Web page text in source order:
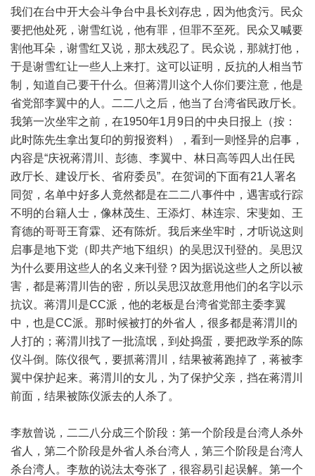
我们在台中开大会斗争台中县长刘存忠，因为他贪污。民众
要把他处死，谢雪红说，他有罪，但罪不至死。民众又喊要
割他耳朵，谢雪红又说，那太残忍了。民众说，那就打他，
于是谢雪红让一些人上来打。这可以证明，反抗的人相当节
制，知道自己要干什么。但蒋渭川这个人你们要注意，他是
省党部李翼中的人。二二八之后，他当了台湾省民政厅长。
我第一次坐牢之前，在1950年1月9日的中央日报上（按：
此时陈先生拿出复印的剪报资料），看到一则怪异的启事，
内容是“庆祝蒋渭川、彭德、李翼中、林日高等四人出任民
政厅长、建设厅长、省府委员”。在贺词的下面有21人署名
同贺，名单中好多人竟然都是在二二八事件中，遇害或行踪
不明的台籍人士，像林茂生、王添灯、林连宗、宋斐如、王
育德的哥哥王育霖、还有陈炘。我后来坐牢时，才听说这则
启事是地下党（即共产地下组织）的吴思汉刊登的。吴思汉
为什么要用这些人的名义来刊登？因为据说这些人之所以被
害，都是蒋渭川告的密，所以吴思汉故意用他们的名字以示
抗议。蒋渭川是CC派，他的老板是台湾省党部主委李翼
中，也是CC派。那时候被打的外省人，很多都是蒋渭川的
人打的；蒋渭川找了一批流氓，到处捣蛋，要把政学系的陈
仪斗倒。陈仪很气，要抓蒋渭川，结果被蒋跑掉了，蒋被李
翼中保护起来。蒋渭川的女儿，为了保护父亲，挡在蒋渭川
前面，结果被陈仪派去的人杀了。
李敖曾说，二二八分成三个阶段：第一个阶段是台湾人杀外
省人，第二个阶段是外省人杀台湾人，第三个阶段是台湾人
杀台湾人。李敖的说法太夸张了，很容易引起误解。第一个